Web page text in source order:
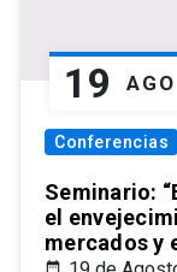
19 AGO
Conferencias
Seminario:
el
mercados y